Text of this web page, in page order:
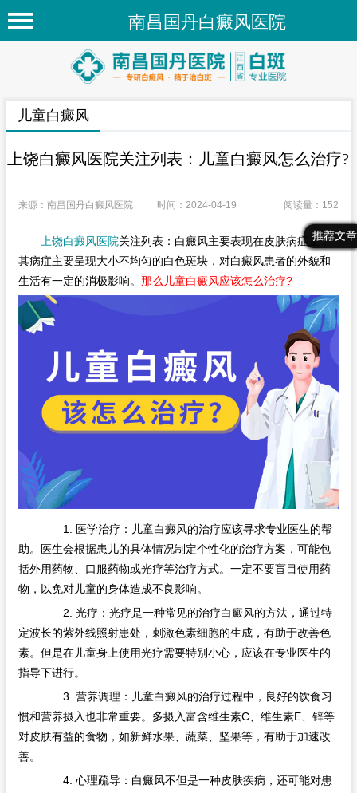
南昌国丹白癜风医院
首页
医院新闻
专家团队
先进技术
白癜风常识
白癜风人群
白癜风部位
最新文章
热门文章
推荐文章
儿童白癜风
上饶白癜风医院关注列表：儿童白癜风怎么治疗?
来源：南昌国丹白癜风医院 时间：2024-04-19 阅读量：152
上饶白癜风医院关注列表：白癜风主要表现在皮肤病症上，
其病症主要呈现大小不均匀的白色斑块，对白癜风患者的外貌和
生活有一定的消极影响。 那么儿童白癜风应该怎么治疗?
1. 医学治疗：儿童白癜风的治疗应该寻求专业医生的帮
助。医生会根据患儿的具体情况制定个性化的治疗方案，可能包
括外用药物、口服药物或光疗等治疗方式。一定不要盲目使用药
物，以免对儿童的身体造成不良影响。
2. 光疗：光疗是一种常见的治疗白癜风的方法，通过特
定波长的紫外线照射患处，刺激色素细胞的生成，有助于改善色
素。但是在儿童身上使用光疗需要特别小心，应该在专业医生的
指导下进行。
3. 营养调理：儿童白癜风的治疗过程中，良好的饮食习
惯和营养摄入也非常重要。多摄入富含维生素C、维生素E、锌等
对皮肤有益的食物，如新鲜水果、蔬菜、坚果等，有助于加速改
善。
4. 心理疏导：白癜风不但是一种皮肤疾病，还可能对患